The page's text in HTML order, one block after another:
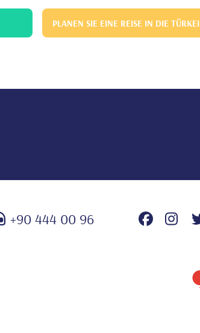
PLANEN SIE EINE REISE IN DIE TÜRKEI
+90 444 00 96